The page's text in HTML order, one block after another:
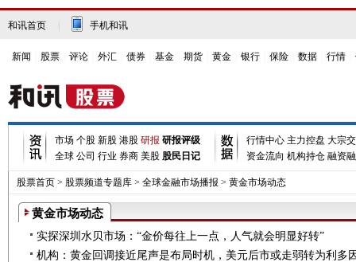
和讯首页 手机和讯
新闻 股票 评论 外汇 债券 基金 期货 黄金 银行 保险 数据 行情
市场 个股 新股 港股 研报 研报评级
全球 公司 行业 券商 美股 股民日记
行情中心 主力控盘 大宗
资金流向 机构持仓 融资
股票首页 > 股票频道专题库 > 全球金融市场播报 > 黄金市场动态
黄金市场动态
实探深圳水贝市场：“金价每往上一点，人气就会明显好转”
机构：黄金回调接近尾声是布局时机，美元后市或走弱转为利多